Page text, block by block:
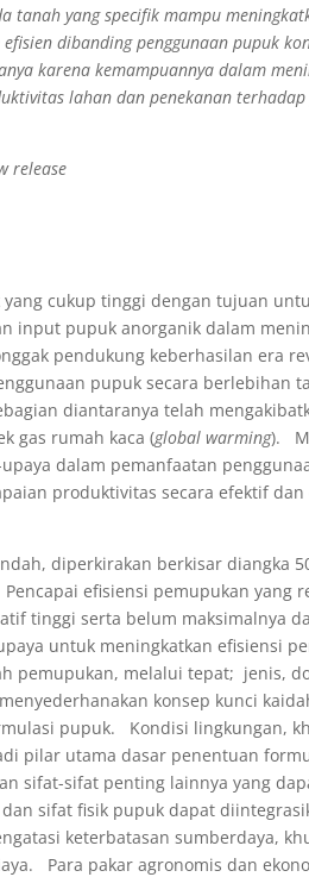
yang specifik mampu
dibanding penggunaan pupuk
karena kemampuannya dalam
lahan dan penekanan terhadap
release
cukup tinggi dengan tujuan
input pupuk anorganik dalam
pendukung keberhasilan era
pupuk secara berlebihan
diantaranya telah
gas rumah kaca (global warming).
dalam pemanfaatan
produktivitas secara efektif
diperkirakan berkisar diangka
efisiensi pemupukan yang
tinggi serta belum maksimalnya
untuk meningkatkan efisiensi
pemupukan, melalui tepat; jenis,
konsep kunci
pupuk. Kondisi lingkungan,
pilar utama dasar penentuan
sifat-sifat penting lainnya yang
sifat fisik pupuk dapat
keterbatasan sumberdaya,
Para pakar agronomis dan